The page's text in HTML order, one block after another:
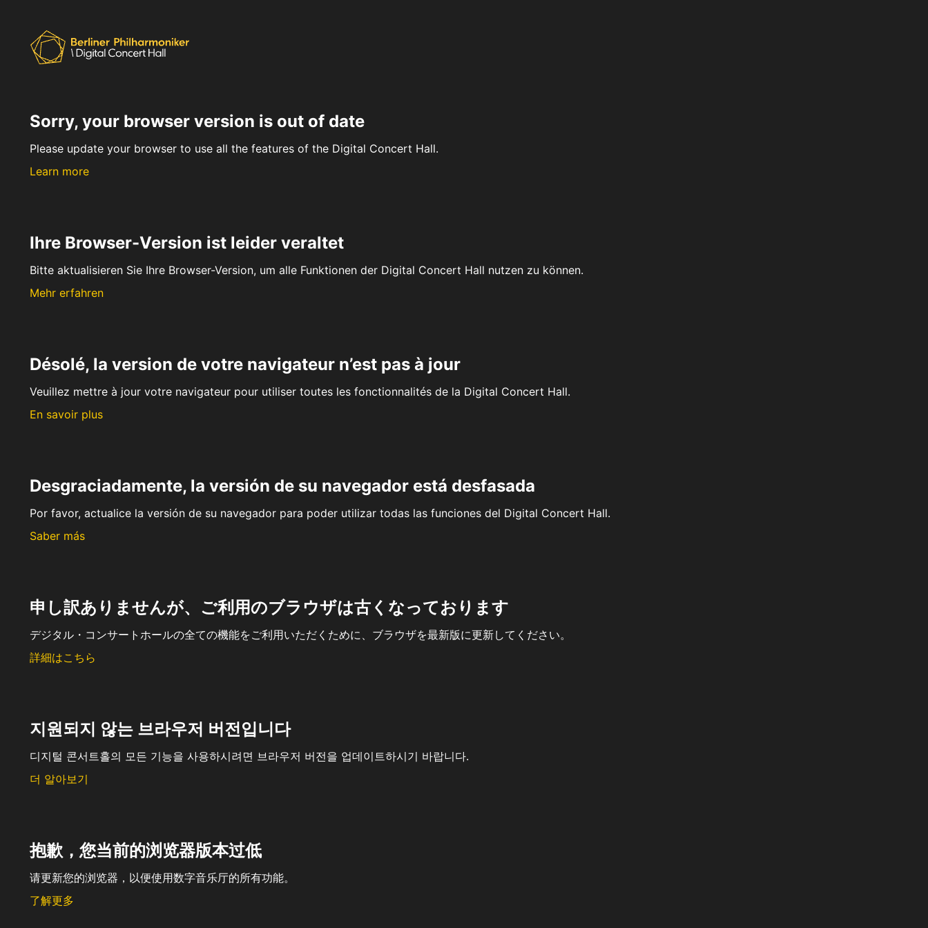
Sorry, your browser version is out of date
Please update your browser to use all the features of the Digital Concert Hall.
Learn more
Ihre Browser-Version ist leider veraltet
Bitte aktualisieren Sie Ihre Browser-Version, um alle Funktionen der Digital Concert Hall nutzen zu können.
Mehr erfahren
Désolé, la version de votre navigateur n’est pas à jour
Veuillez mettre à jour votre navigateur pour utiliser toutes les fonctionnalités de la Digital Concert Hall.
En savoir plus
Desgraciadamente, la versión de su navegador está desfasada
Por favor, actualice la versión de su navegador para poder utilizar todas las funciones del Digital Concert Hall.
Saber más
申し訳ありませんが、ご利用のブラウザは古くなっております
デジタル・コンサートホールの全ての機能をご利用いただくために、ブラウザを最新版に更新してください。
詳細はこちら
지원되지 않는 브라우저 버전입니다
디지털 콘서트홀의 모든 기능을 사용하시려면 브라우저 버전을 업데이트하시기 바랍니다.
더 알아보기
抱歉，您当前的浏览器版本过低
请更新您的浏览器，以便使用数字音乐厅的所有功能。
了解更多